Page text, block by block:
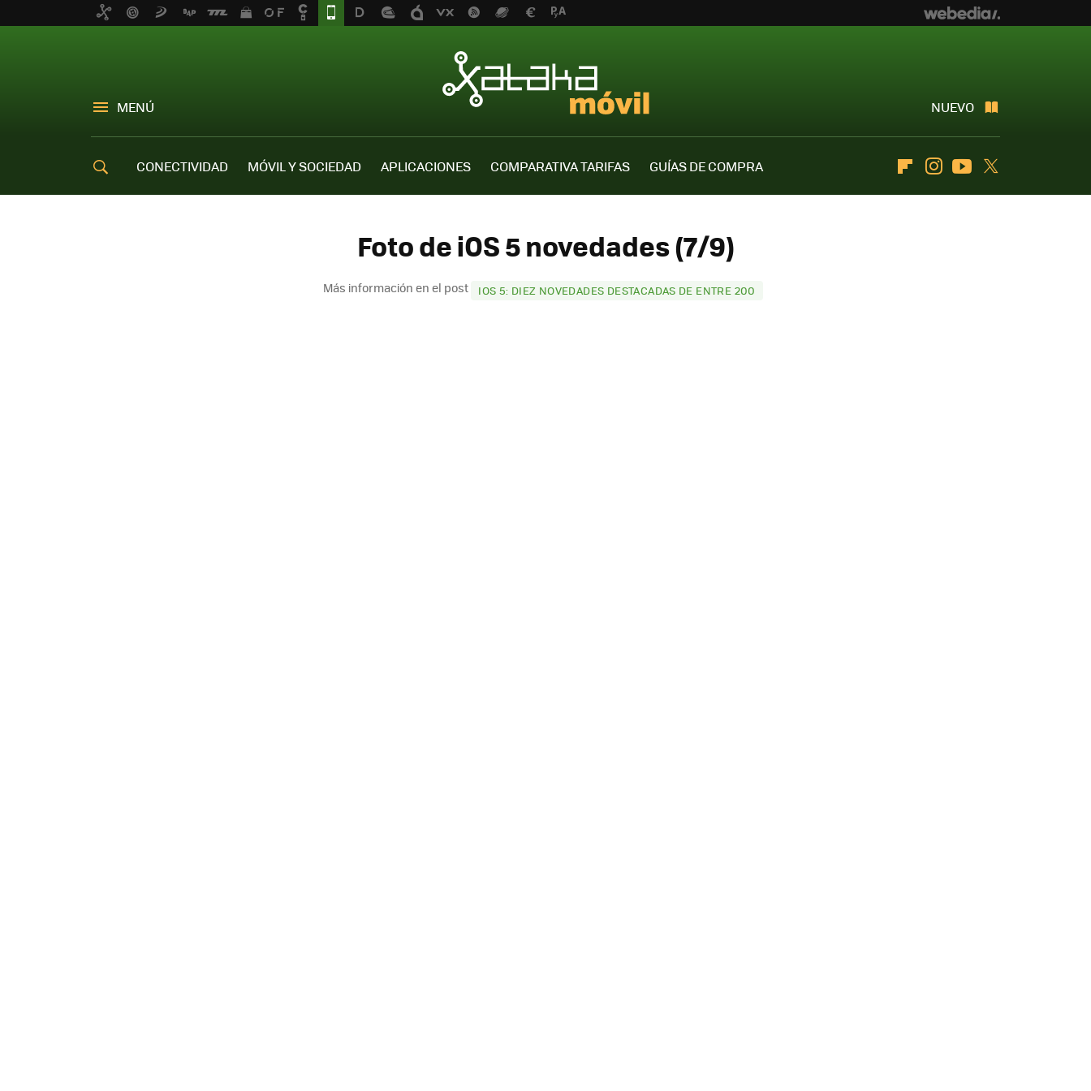
MENÚ NUEVO
CONECTIVIDAD MÓVIL Y SOCIEDAD APLICACIONES COMPARATIVA TARIFAS
GUÍAS DE COMPRA
FlipboardInstagramYoutube
Foto de iOS 5 novedades (7/9)
Más información en el post IOS 5: DIEZ NOVEDADES DESTACADAS DE ENTRE 200